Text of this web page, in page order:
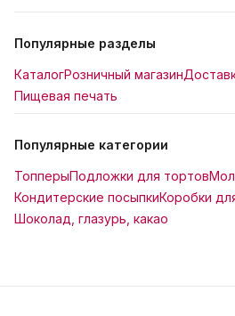
Популярные разделы
КаталогРозничный магазин
Пищевая печать
Популярные категории
ТопперыПодложки для тортов
Кондитерские посыпкиКоробки
Шоколад, глазурь, какао